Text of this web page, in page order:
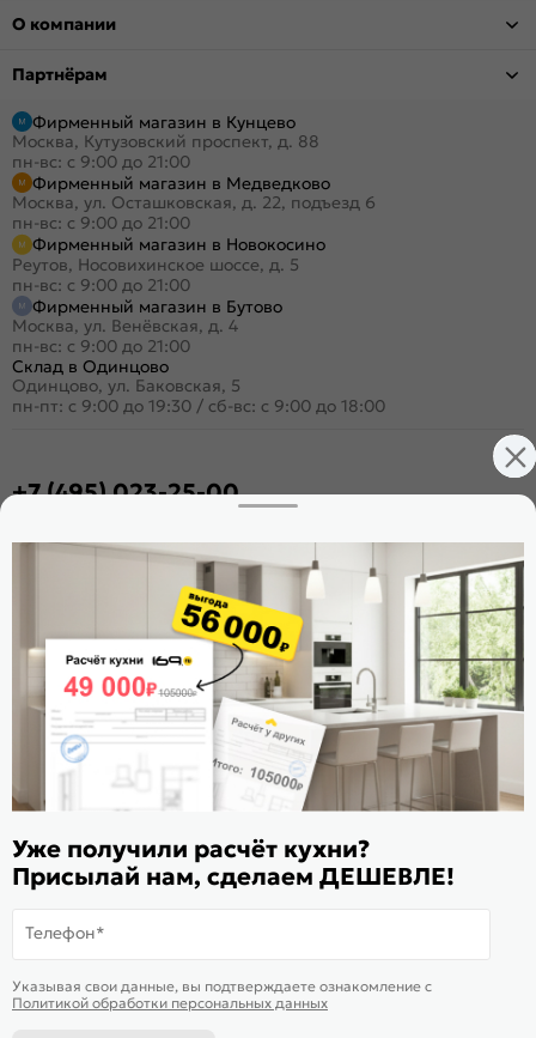
О компании
Партнёрам
Фирменный магазин в Кунцево
Москва, Кутузовский проспект, д. 88
пн-вс: с 9:00 до 21:00
Фирменный магазин в Медведково
Москва, ул. Осташковская, д. 22, подъезд 6
пн-вс: с 9:00 до 21:00
Фирменный магазин в Новокосино
Реутов, Носовихинское шоссе, д. 5
пн-вс: с 9:00 до 21:00
Фирменный магазин в Бутово
Москва, ул. Венёвская, д. 4
пн-вс: с 9:00 до 21:00
Склад в Одинцово
Одинцово, ул. Баковская, 5
пн-пт: с 9:00 до 19:30 / сб-вс: с 9:00 до 18:00
+7 (495) 023-25-00
Расскажите о нас
Поделиться
Оцените магазин
ИКС 1180
© 2015—2026 Интернет-магазин мебели Mebel169.ru
Пользовательское соглашение
Политика обработки персональных данных
Карта сайта
технологии
Уже получили расчёт кухни?
Присылай нам, сделаем ДЕШЕВЛЕ!
Телефон*
Указывая свои данные, вы подтверждаете ознакомление c
Политикой обработки персональных данных